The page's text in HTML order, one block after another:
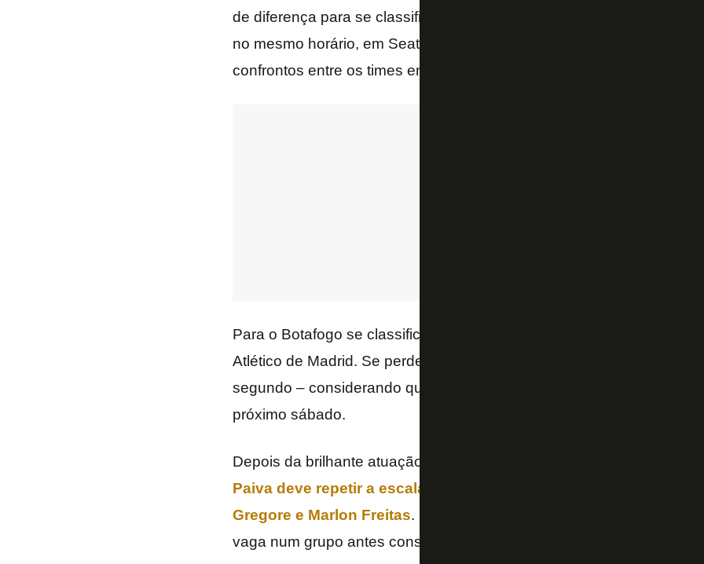
de diferença para se classificar. Nesse caso, com o PSG vencendo
no mesmo horário, em Seattle, haveria tríplice empate, mas o saldo
confrontos entre os times empatados.
Para o Botafogo se classificar em primeiro no Grupo B, basta um
Atlético de Madrid. Se perder para os espanhóis por um ou dois gols,
segundo – considerando que o PSG vai vencer o Sounders. O mata-
próximo sábado.
Depois da brilhante atuação contra o PSG na última quinta-feira,
Paiva deve repetir a escalação com Allan formando uma trinca
Gregore e Marlon Freitas. É mais um jogo para o Botafogo fazer
vaga num grupo antes considerado impossível de passar.